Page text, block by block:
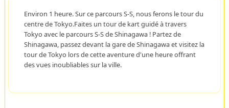
Environ 1 heure. Sur ce parcours S-S, nous ferons le tour du
centre de Tokyo.Faites un tour de kart guidé à travers
Tokyo avec le parcours S-S de Shinagawa ! Partez de
Shinagawa, passez devant la gare de Shinagawa et visitez la
tour de Tokyo lors de cette aventure d'une heure offrant
des vues inoubliables sur la ville.